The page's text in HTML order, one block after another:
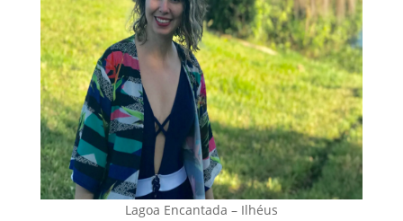
Lagoa Encantada – Ilhéus